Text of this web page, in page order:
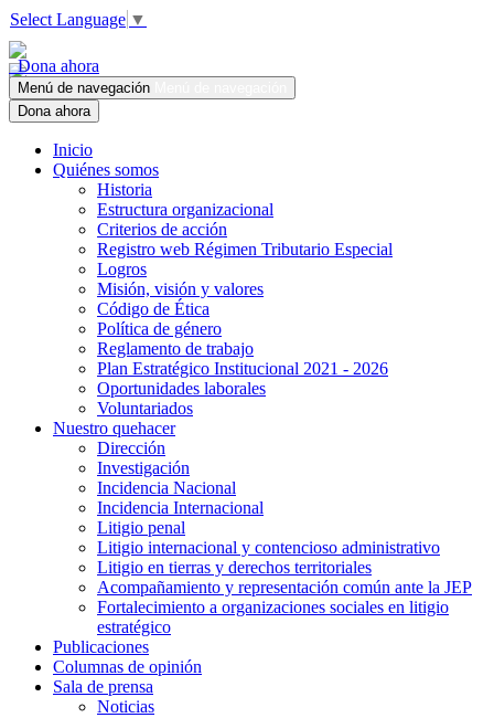
Select Language ▼
Dona ahora
Menú de navegación
Dona ahora
Inicio
Quiénes somos
Historia
Estructura organizacional
Criterios de acción
Registro web Régimen Tributario Especial
Logros
Misión, visión y valores
Código de Ética
Política de género
Reglamento de trabajo
Plan Estratégico Institucional 2021 - 2026
Oportunidades laborales
Voluntariados
Nuestro quehacer
Dirección
Investigación
Incidencia Nacional
Incidencia Internacional
Litigio penal
Litigio internacional y contencioso administrativo
Litigio en tierras y derechos territoriales
Acompañamiento y representación común ante la JEP
Fortalecimiento a organizaciones sociales en litigio
estratégico
Publicaciones
Columnas de opinión
Sala de prensa
Noticias